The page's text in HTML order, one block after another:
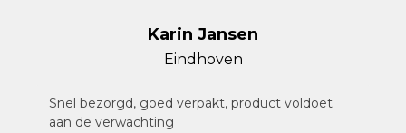
Karin Jansen
Eindhoven
Snel bezorgd, goed verpakt, product voldoet
aan de verwachting